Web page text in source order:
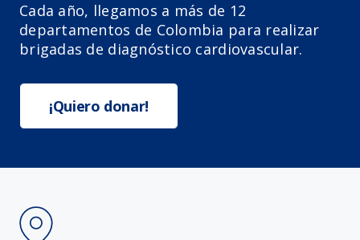
Cada año, llegamos a más de 12
departamentos de Colombia para realizar
brigadas de diagnóstico cardiovascular.
¡Quiero donar!